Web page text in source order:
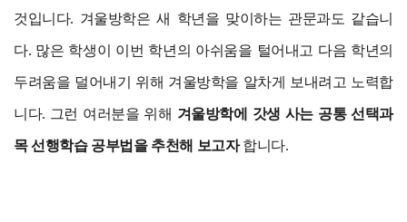
것입니다. 겨울방학은 새 학년을 맞이하는 관문과도 같습니
다. 많은 학생이 이번 학년의 아쉬움을 털어내고 다음 학년의
두려움을 덜어내기 위해 겨울방학을 알차게 보내려고 노력합
니다. 그런 여러분을 위해 겨울방학에 갓생 사는 공통 선택과
목 선행학습 공부법을 추천해 보고자합니다.